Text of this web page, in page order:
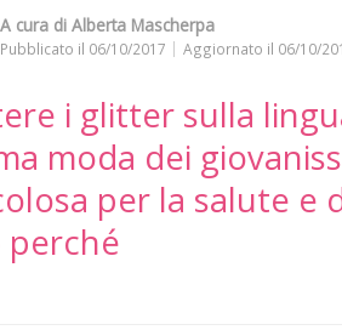
A cura di Alberta Mascherpa
Pubblicato il 06/10/2017 Aggiornato il 06/10/
i glitter sulla
moda dei
per la salute e
perché